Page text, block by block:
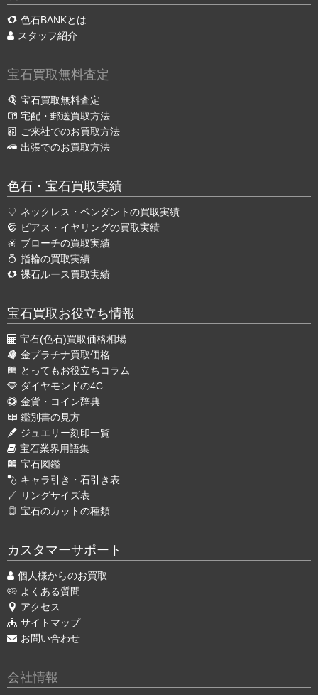
色石BANKとは
スタッフ紹介
宝石買取無料査定
宝石買取無料査定
宅配・郵送買取方法
ご来社でのお買取方法
出張でのお買取方法
色石・宝石買取実績
ネックレス・ペンダントの買取実績
ピアス・イヤリングの買取実績
ブローチの買取実績
指輪の買取実績
裸石ルース買取実績
宝石買取お役立ち情報
宝石(色石)買取価格相場
金プラチナ買取価格
とってもお役立ちコラム
ダイヤモンドの4C
金貨・コイン辞典
鑑別書の見方
ジュエリー刻印一覧
宝石業界用語集
宝石図鑑
キャラ引き・石引き表
リングサイズ表
宝石のカットの種類
カスタマーサポート
個人様からのお買取
よくある質問
アクセス
サイトマップ
お問い合わせ
会社情報